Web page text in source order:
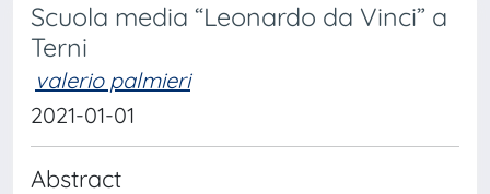
Scuola media “Leonardo da Vinci” a
Terni
valerio palmieri
2021-01-01
Abstract